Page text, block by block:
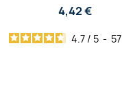
4,42 €
4.7 / 5 - 57